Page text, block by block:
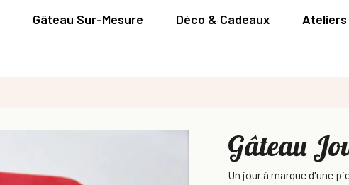
Gâteau Sur-Mesure Déco & Cadeaux Ateliers
Gâteau
Un jour à marque d'une